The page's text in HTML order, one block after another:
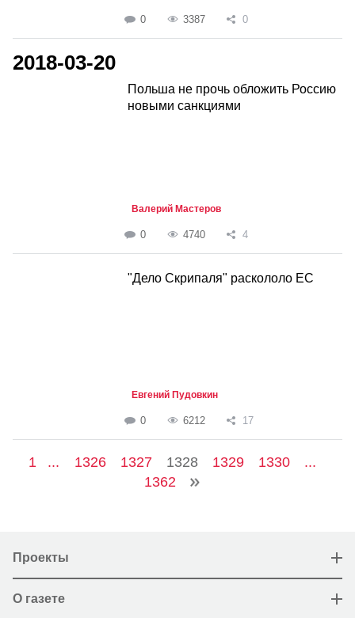
0 3387 0
2018-03-20
Польша не прочь обложить Россию
новыми санкциями
Валерий Мастеров
0 4740 4
"Дело Скрипаля" раскололо ЕС
Евгений Пудовкин
0 6212 17
1 ... 1326 1327 1328 1329 1330
...
1362
Проекты
О газете